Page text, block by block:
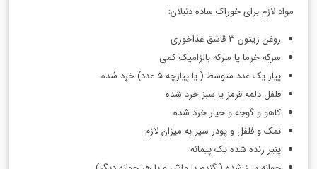
مواد لازم برای خوراک ساده دنبلان:
روغن زیتون ۳ قاشق غذاخوری
سرکه خرما یا سرکه بالزامیک کمی
پیاز یک عدد متوسط ( یا پیازچه ۵ عدد) خرد شده
فلفل دلمه قرمز یا سبز خرد شده
کاهو و گوجه و خیار خرد شده
نمک و فلفل و پودر سیر به میزان لازم
پنیر رنده شده یک پیمانه